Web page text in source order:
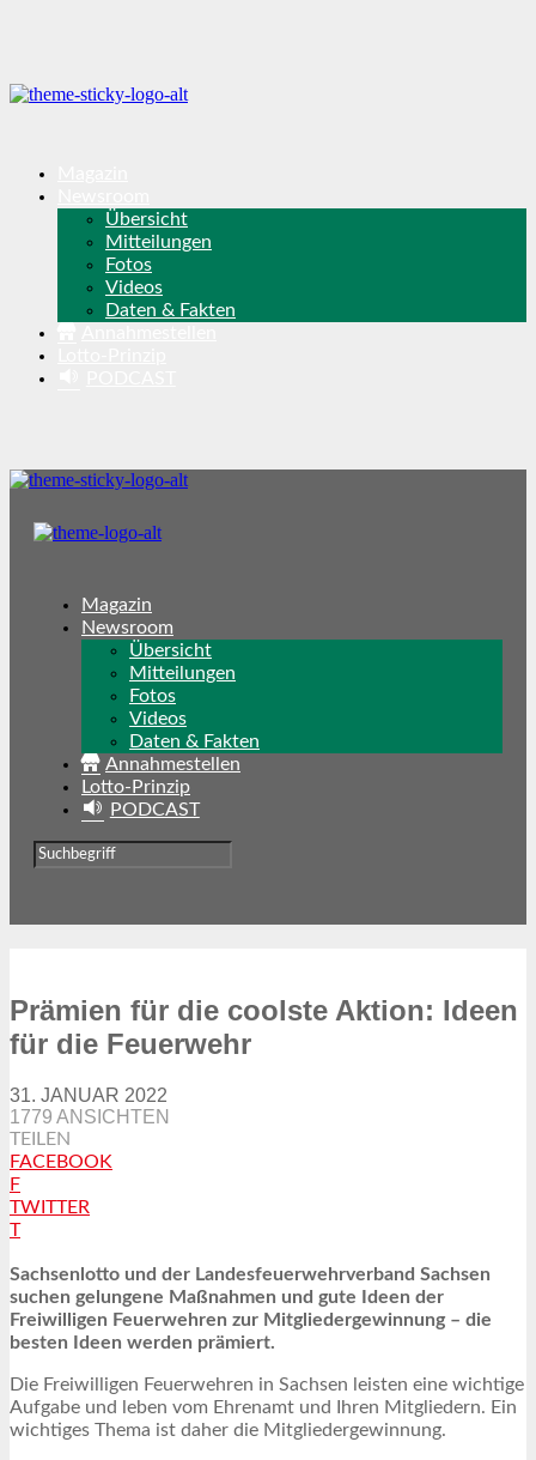
Übersicht
Mitteilungen
Fotos
Videos
Daten & Fakten
Magazin
Newsroom
Übersicht
Mitteilungen
Fotos
Videos
Daten & Fakten
Annahmestellen
Lotto-Prinzip
PODCAST
Prämien für die coolste Aktion: Ideen
für die Feuerwehr
31. JANUAR 2022
1779 ANSICHTEN
TEILEN
FACEBOOK
F
TWITTER
T
Sachsenlotto und der Landesfeuerwehrverband Sachsen
suchen gelungene Maßnahmen und gute Ideen der
Freiwilligen Feuerwehren zur Mitgliedergewinnung – die
besten Ideen werden prämiert.
Die Freiwilligen Feuerwehren in Sachsen leisten eine wichtige
Aufgabe und leben vom Ehrenamt und Ihren Mitgliedern. Ein
wichtiges Thema ist daher die Mitgliedergewinnung.